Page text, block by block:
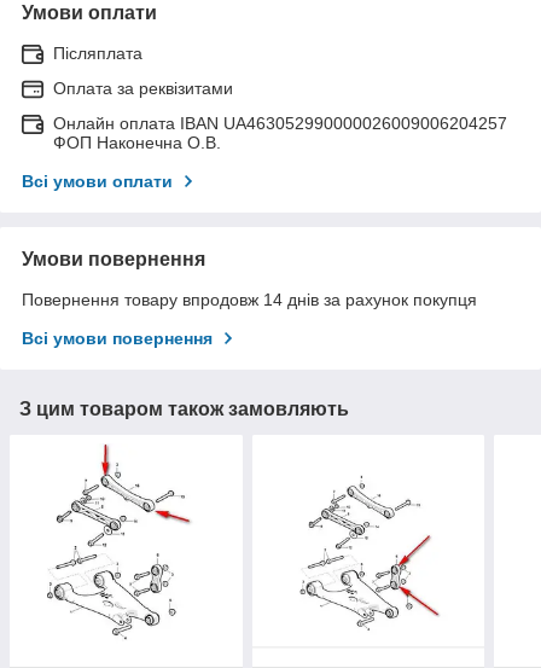
Умови оплати
Післяплата
Оплата за реквізитами
Онлайн оплата IBAN UA463052990000026009006204257
ФОП Наконечна О.В.
Всі умови оплати
Умови повернення
Повернення товару впродовж 14 днів за рахунок покупця
Всі умови повернення
З цим товаром також замовляють